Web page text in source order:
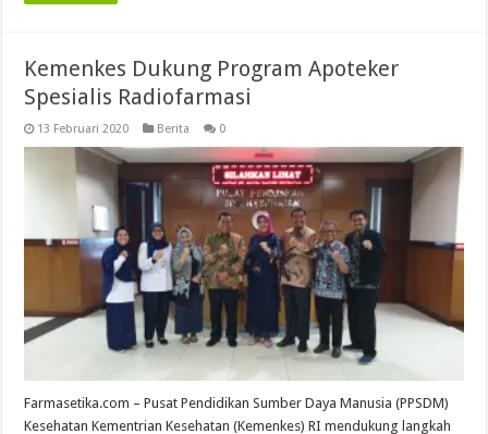
Kemenkes Dukung Program Apoteker
Spesialis Radiofarmasi
13 Februari 2020 Berita 0
Farmasetika.com – Pusat Pendidikan Sumber Daya Manusia (PPSDM)
Kesehatan Kementrian Kesehatan (Kemenkes) RI mendukung langkah